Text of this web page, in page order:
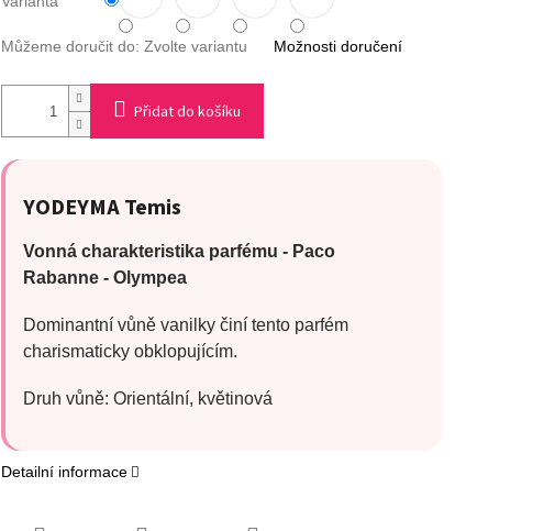
Můžeme doručit do: Zvolte variantu Možnosti doručení
Přidat do košíku
YODEYMA Temis
Vonná charakteristika parfému - Paco
Rabanne - Olympea
Dominantní vůně vanilky činí tento parfém
charismaticky obklopujícím.
Druh vůně: Orientální, květinová
Detailní informace